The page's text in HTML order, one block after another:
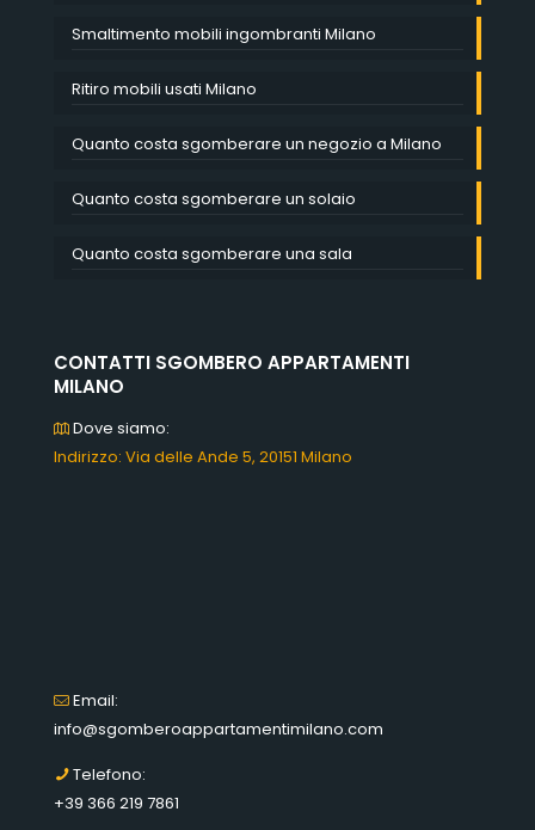
Smaltimento mobili ingombranti Milano
Ritiro mobili usati Milano
Quanto costa sgomberare un negozio a Milano
Quanto costa sgomberare un solaio
Quanto costa sgomberare una sala
CONTATTI SGOMBERO APPARTAMENTI
MILANO
Dove siamo:
Indirizzo: Via delle Ande 5, 20151 Milano
Email:
info@sgomberoappartamentimilano.com
Telefono:
+39 366 219 7861